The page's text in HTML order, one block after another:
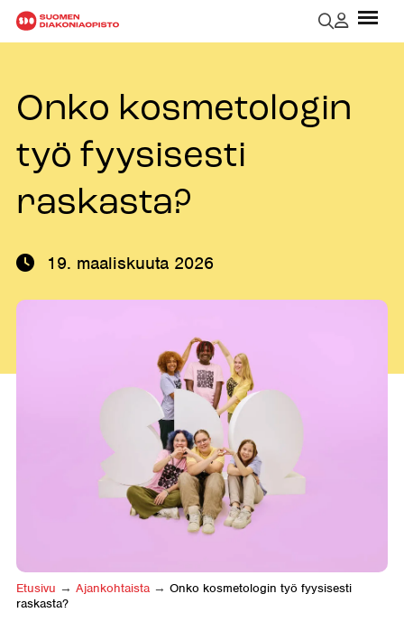
Onko kosmetologin
työ fyysisesti
raskasta?
19. maaliskuuta 2026
Etusivu → Ajankohtaista → Onko kosmetologin työ fyysisesti
raskasta?